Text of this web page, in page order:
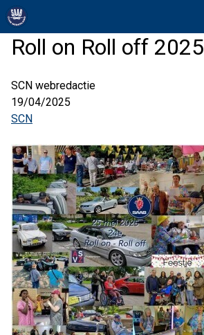
Roll on Roll off 2025
SCN webredactie
19/04/2025
SCN